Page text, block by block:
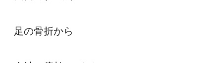
足の骨折から